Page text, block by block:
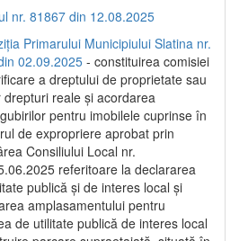
nr. 81867 din 12.08.2025
Primarului Municipiului Slatina nr.
02.09.2025 - constituirea comisiei
a dreptului de proprietate sau
drepturi reale și acordarea
pentru imobilele cuprinse în
de expropriere aprobat prin
Consiliului Local nr.
referitoare la declararea
publică și de interes local și
amplasamentului pentru
de utilitate publică de interes local